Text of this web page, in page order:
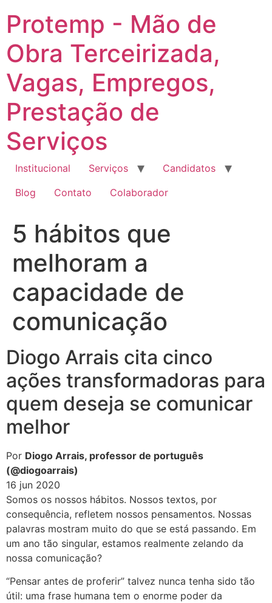
para
conteúdo
Protemp - Mão de
Obra Terceirizada,
Vagas, Empregos,
Prestação de
Serviços
Institucional Serviços
Candidatos
Blog
Contato Colaborador
5 hábitos que
melhoram a
capacidade de
comunicação
Diogo Arrais cita cinco
ações transformadoras para
quem deseja se comunicar
melhor
Por Diogo Arrais, professor de português
(@diogoarrais)
16 jun 2020
Somos os nossos hábitos. Nossos textos, por
consequência, refletem nossos pensamentos. Nossas
palavras mostram muito do que se está passando. Em
um ano tão singular, estamos realmente zelando da
nossa comunicação?
“Pensar antes de proferir” talvez nunca tenha sido tão
útil: uma frase humana tem o enorme poder da